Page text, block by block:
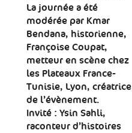
La journée a été
modérée par Kmar
Bendana, historienne,
Françoise Coupat,
metteur en scène chez
les Plateaux France-
Tunisie, Lyon, créatrice
de l’évènement.
Invité : Ysin Sahli,
raconteur d’histoires